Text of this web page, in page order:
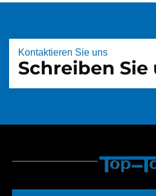
Kontaktieren Sie uns
Schreiben Sie